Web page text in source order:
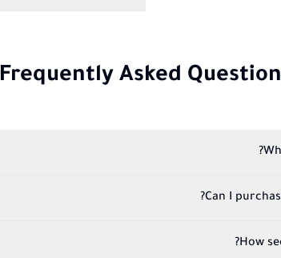
Frequently Asked
Can I
How